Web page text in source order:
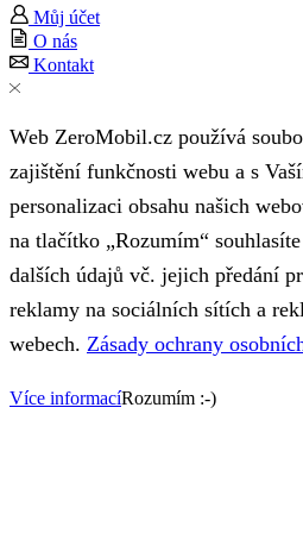
Můj účet
O nás
Kontakt
Web ZeroMobil.cz používá
zajištění funkčnosti webu a s
personalizaci obsahu našich
na tlačítko „Rozumím“
dalších údajů vč. jejich předání
reklamy na sociálních sítích a
webech. Zásady ochrany
Více informacíRozumím :-)